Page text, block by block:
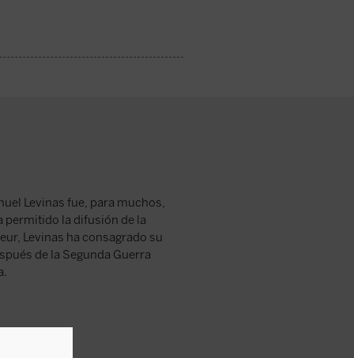
Levinas fue, para muchos,
permitido la difusión de la
Levinas ha consagrado su
de la Segunda Guerra